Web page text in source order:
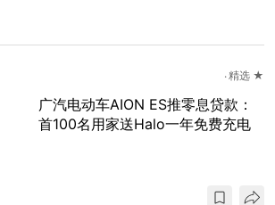
精选 ★
广汽电动车AION ES推零息贷款：
首100名用家送Halo一年免费充电